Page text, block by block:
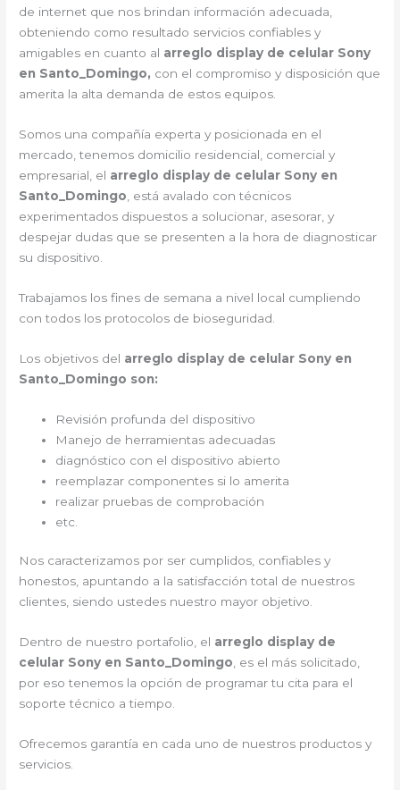
de internet que nos brindan información adecuada,
obteniendo como resultado servicios confiables y
amigables en cuanto al arreglo display de celular Sony
en Santo_Domingo, con el compromiso y disposición que
amerita la alta demanda de estos equipos.
Somos una compañía experta y posicionada en el
mercado, tenemos domicilio residencial, comercial y
empresarial, el arreglo display de celular Sony en
Santo_Domingo , está avalado con técnicos
experimentados dispuestos a solucionar, asesorar, y
despejar dudas que se presenten a la hora de diagnosticar
su dispositivo.
Trabajamos los fines de semana a nivel local cumpliendo
con todos los protocolos de bioseguridad.
Los objetivos del arreglo display de celular Sony en
Santo_Domingo son:
Revisión profunda del dispositivo
Manejo de herramientas adecuadas
diagnóstico con el dispositivo abierto
reemplazar componentes si lo amerita
realizar pruebas de comprobación
etc.
Nos caracterizamos por ser cumplidos, confiables y
honestos, apuntando a la satisfacción total de nuestros
clientes, siendo ustedes nuestro mayor objetivo.
Dentro de nuestro portafolio, el arreglo display de
celular Sony en Santo_Domingo , es el más solicitado,
por eso tenemos la opción de programar tu cita para el
soporte técnico a tiempo.
Ofrecemos garantía en cada uno de nuestros productos y
servicios.